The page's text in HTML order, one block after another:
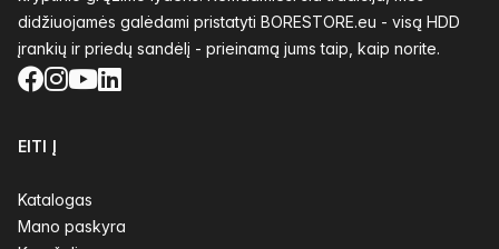
didžiuojamės galėdami pristatyti BORESTORE.eu - visą HDD
įrankių ir priedų sandėlį - prieinamą jums taip, kaip norite.
Facebook
Instagram
YouTube
LinkedIn
EITI Į
Katalogas
Mano paskyra